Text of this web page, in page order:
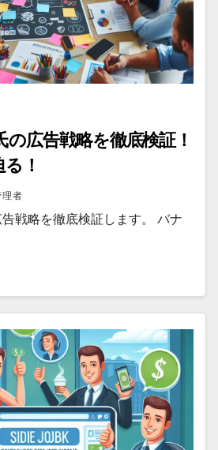
広告戦略を徹底検証！
！
理者
戦略を徹底検証します。 バナ